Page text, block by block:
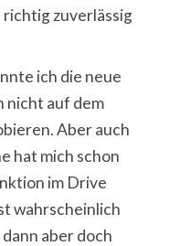
zuverlässig
ich die neue
nicht auf dem
Aber auch
hat mich schon
im Drive
wahrscheinlich
aber doch